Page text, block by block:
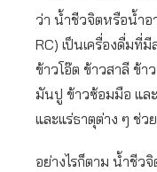
ว่า น้ำชีวจิตหรือน้ำ
RC) เป็นเครื่องดื่มที่
ข้าวโอ๊ต ข้าวสาลี ข้า
มันปู ข้าวซ้อมมือ แล
และแร่ธาตุต่าง ๆ ช่ว
อย่างไรก็ตาม น้ำชีว